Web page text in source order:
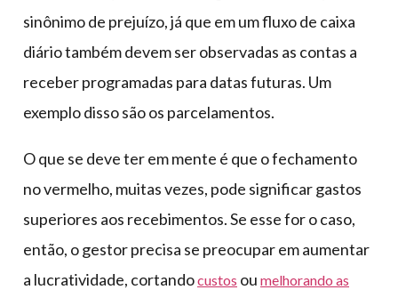
sinônimo de prejuízo, já que em um fluxo de caixa
diário também devem ser observadas as contas a
receber programadas para datas futuras. Um
exemplo disso são os parcelamentos.
O que se deve ter em mente é que o fechamento
no vermelho, muitas vezes, pode significar gastos
superiores aos recebimentos. Se esse for o caso,
então, o gestor precisa se preocupar em aumentar
a lucratividade, cortandocustos ou melhorando as